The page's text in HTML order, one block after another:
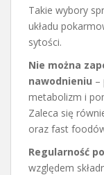
Takie wybory
układu
sytości.
Nie można
nawodnieniu –
metabolizm i
Zaleca się
oraz fast
Regularność
względem